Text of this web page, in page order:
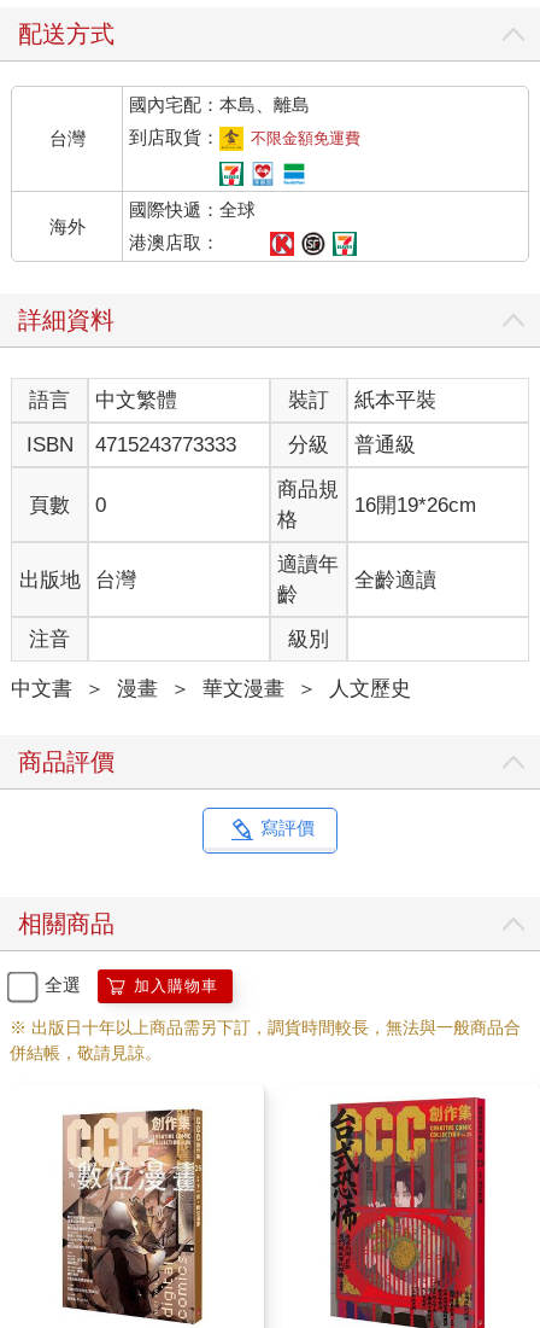
配送方式
台灣
國內宅配：本島、離島
到店取貨：
不限金額免運費
海外
國際快遞：全球
港澳店取：
詳細資料
語言 中文繁體 裝訂
紙本平裝
ISBN
4715243773333 分級 普通級
頁數 0
商品規
格
16開19*26cm
出版地 台灣
適讀年
齡
全齡適讀
注音 級別
中文書 ＞ 漫畫 ＞ 華文漫畫 ＞ 人文歷史
商品評價
寫評價
相關商品
全選 加入購物車
※ 出版日十年以上商品需另下訂，調貨時間較長，無法與一般商品合
併結帳，敬請見諒。